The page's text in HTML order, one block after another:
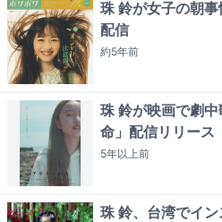
珠 鈴が女子の朝事
配信
約5年前
珠 鈴が映画で劇
命」配信リリース
5年以上前
珠 鈴、台湾でイ